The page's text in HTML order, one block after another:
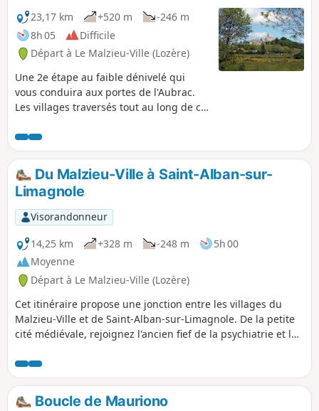
23,17 km
+520 m
-246 m
8h 05
Difficile
Départ à Le Malzieu-Ville (Lozère)
Une 2e étape au faible dénivelé qui
vous conduira aux portes de l'Aubrac.
Les villages traversés tout au long de ce
monastères propriétés de la Chaise-
Dieu, puissante abbaye bénédictine
située en Haute-Loire. Il n'en reste plus
aucun vestige... Au passage, vous serez
conquis par le site médiéval d'Apcher et
la richesse de son patrimoine.
Du Malzieu-Ville à Saint-Alban-sur-
Limagnole
Visorandonneur
14,25 km
+328 m -248 m
5h 00
Moyenne
Départ à Le Malzieu-Ville (Lozère)
Cet itinéraire propose une jonction entre les villages du
Malzieu-Ville et de Saint-Alban-sur-Limagnole. De la petite
cité médiévale, rejoignez l'ancien fief de la psychiatrie et le
environnants au cœur d'une nature généreuse et
verdoyante.
Boucle de Mauriono